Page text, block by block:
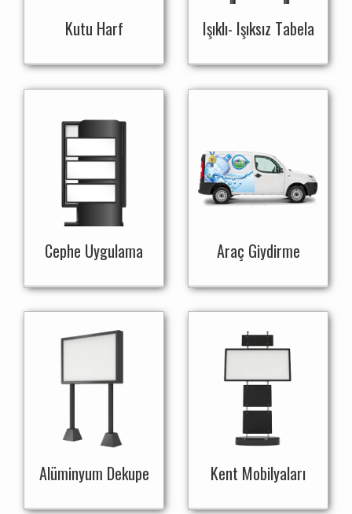
Kutu Harf Işıklı- Işıksız Tabela
Cephe Uygulama Araç Giydirme
Alüminyum Dekupe Kent Mobilyaları